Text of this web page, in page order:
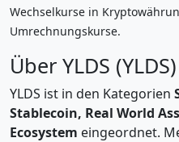
Wechselkurse in
Umrechnungskurse.
Über YLDS (YLDS)
YLDS ist in den Kategorien
Stablecoin, Real World
Ecosystem eingeordnet.